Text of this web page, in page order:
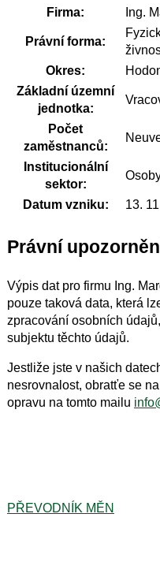
Firma:
Ing.
Právní forma:
Okres:
Základní územní
jednotka:
Počet
zaměstnanců:
Institucionální
sektor:
Datum vzniku: 13.
Právní
Výpis dat pro firmu Ing.
pouze taková data, která
zpracování osobních
subjektu těchto údajů.
Jestliže jste v našich
nesrovnalost, obratťe se
opravu na tomto mailu
PŘEVODNÍK MĚN